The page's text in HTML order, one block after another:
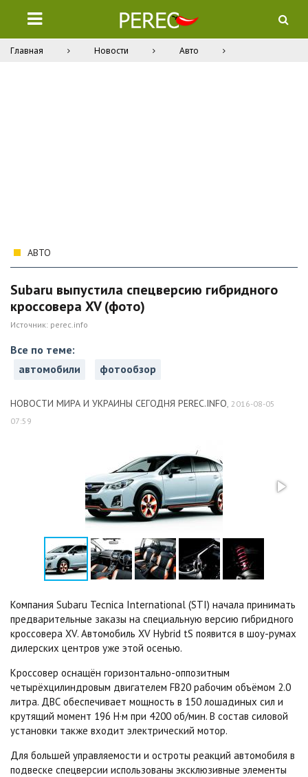
Главная Новости Авто
АВТО
Subaru выпустила спецверсию гибридного
кроссовера XV (фото)
Источник: perec.info
Все по теме:
автомобили
фотообзор
НОВОСТИ МИРА И УКРАИНЫ СЕГОДНЯ PEREC.INFO, 2016-08-05
07:59
Компания Subaru Tecnica International (STI) начала принимать
предварительные заказы на специальную версию гибридного
кроссовера XV. Автомобиль XV Hybrid tS появится в шоу-румах
дилерских центров уже этой осенью.
Кроссовер оснащён горизонтально-оппозитным
четырёхцилиндровым двигателем FB20 рабочим объёмом 2.0
литра. ДВС обеспечивает мощность в 150 лошадиных сил и
крутящий момент 196 Н·м при 4200 об/мин. В состав силовой
установки также входит электрический мотор.
Для большей управляемости и остроты реакций автомобиля в
подвеске спецверсии использованы эксклюзивные элементы